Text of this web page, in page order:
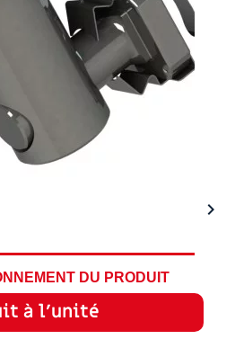

DU PRODUIT
à l'unité